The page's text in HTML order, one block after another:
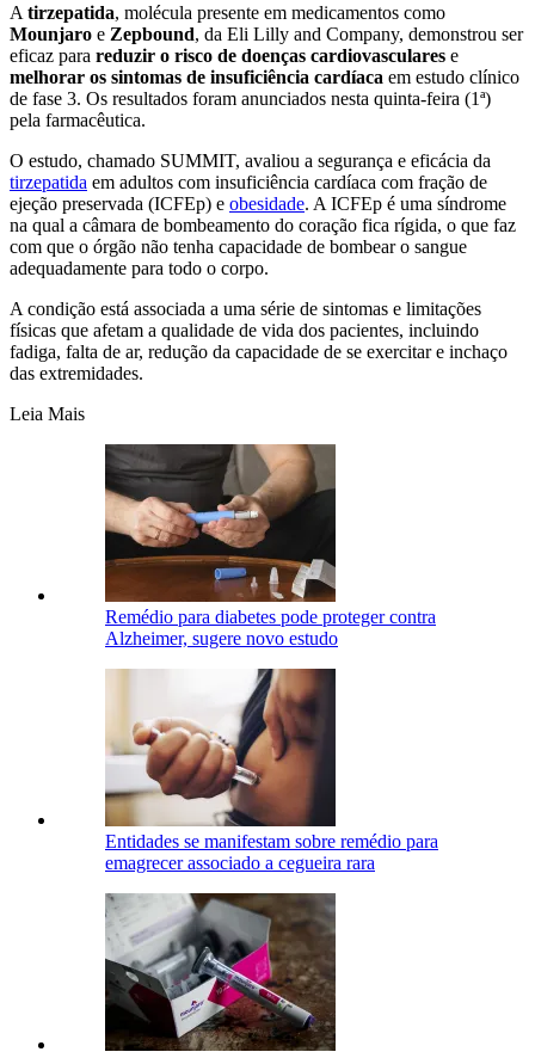
A tirzepatida, molécula presente em medicamentos como
Mounjaro e Zepbound, da Eli Lilly and Company, demonstrou ser
eficaz para reduzir o risco de doenças cardiovasculares e
melhorar os sintomas de insuficiência cardíaca em estudo clínico
de fase 3. Os resultados foram anunciados nesta quinta-feira (1ª)
pela farmacêutica.
O estudo, chamado SUMMIT, avaliou a segurança e eficácia da
tirzepatida em adultos com insuficiência cardíaca com fração de
ejeção preservada (ICFEp) e obesidade. A ICFEp é uma síndrome
na qual a câmara de bombeamento do coração fica rígida, o que faz
com que o órgão não tenha capacidade de bombear o sangue
adequadamente para todo o corpo.
A condição está associada a uma série de sintomas e limitações
físicas que afetam a qualidade de vida dos pacientes, incluindo
fadiga, falta de ar, redução da capacidade de se exercitar e inchaço
das extremidades.
Leia Mais
Remédio para diabetes pode proteger contra
Alzheimer, sugere novo estudo
Entidades se manifestam sobre remédio para
emagrecer associado a cegueira rara